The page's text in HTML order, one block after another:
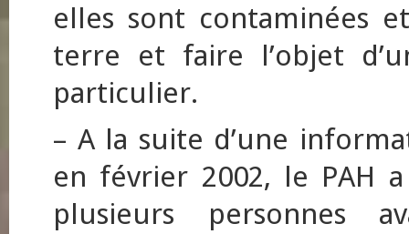
elles sont contaminées
terre et faire l’objet
particulier.
– A la suite d’une
en février 2002, le PAH
plusieurs personnes